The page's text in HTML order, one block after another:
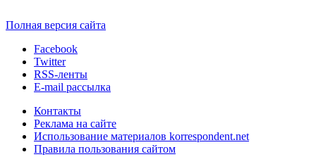
Полная версия сайта
Facebook
Twitter
RSS-ленты
E-mail рассылка
Контакты
Реклама на сайте
Использование материалов korrespondent.net
Правила пользования сайтом